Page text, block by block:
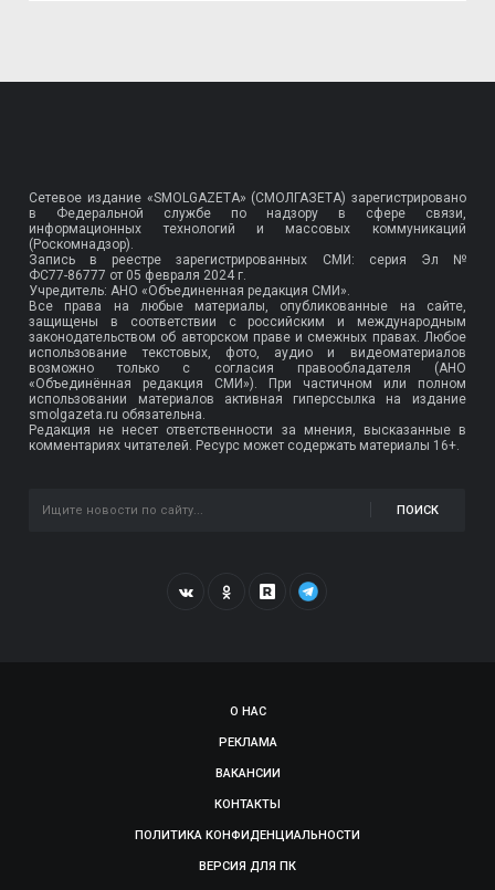
Сетевое издание «SMOLGAZETA» (СМОЛГАЗЕТА) зарегистрировано
в Федеральной службе по надзору в сфере связи,
информационных технологий и массовых коммуникаций
(Роскомнадзор).
Запись в реестре зарегистрированных СМИ: серия Эл №
ФС77-86777 от 05 февраля 2024 г.
Учредитель: АНО «Объединенная редакция СМИ».
Все права на любые материалы, опубликованные на сайте,
защищены в соответствии с российским и международным
законодательством об авторском праве и смежных правах. Любое
использование текстовых, фото, аудио и видеоматериалов
возможно только с согласия правообладателя (АНО
«Объединённая редакция СМИ»). При частичном или полном
использовании материалов активная гиперссылка на издание
smolgazeta.ru обязательна.
Редакция не несет ответственности за мнения, высказанные в
комментариях читателей. Ресурс может содержать материалы 16+.
ПОИСК
О НАС
РЕКЛАМА
ВАКАНСИИ
КОНТАКТЫ
ПОЛИТИКА КОНФИДЕНЦИАЛЬНОСТИ
ВЕРСИЯ ДЛЯ ПК